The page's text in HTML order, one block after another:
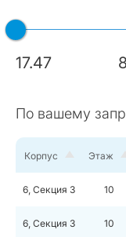
17.47
По вашему
Корпус Этаж
6, Секция 3 10
6, Секция 3 10